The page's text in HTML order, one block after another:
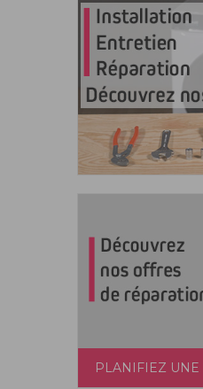
PLANIFIEZ UNE